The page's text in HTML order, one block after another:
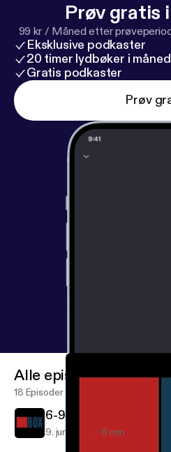
Prøv gratis
99 kr / Måned etter
Eksklusive podkaster
20 timer lydbøker i
Gratis podkaster
Prøv
Alle episoder
18 Episoder
6-9-18 Season 2
9. juni 2018 8 min